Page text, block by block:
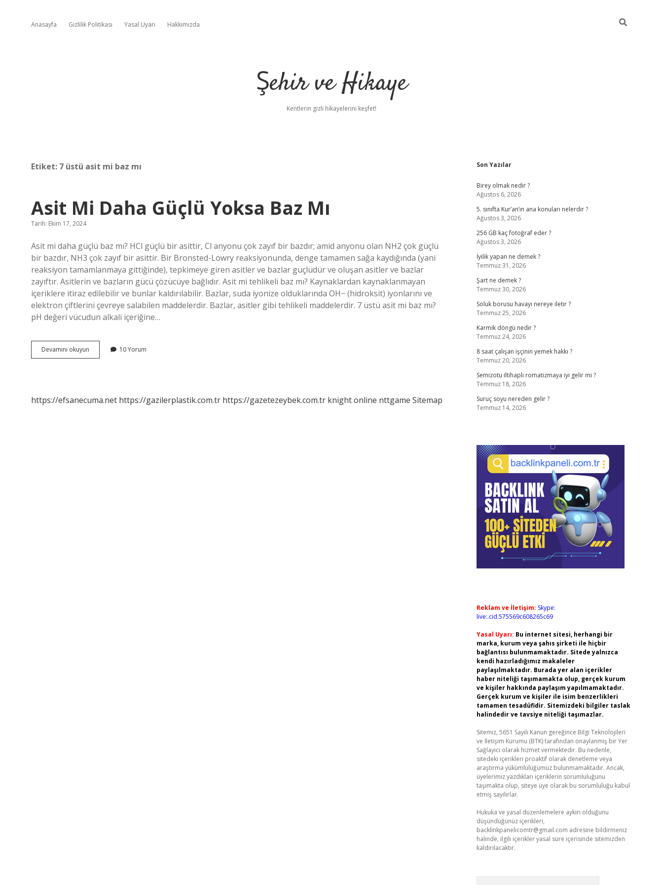
Anasayfa Gizlilik Politikası Yasal Uyarı Hakkımızda
Şehir ve Hikaye
Kentlerin gizli hikayelerini keşfet!
Etiket: 7 üstü asit mi baz mı
Asit Mi Daha Güçlü Yoksa Baz Mı
Tarih: Ekim 17, 2024
Asit mi daha güçlü baz mı? HCl güçlü bir asittir, Cl anyonu çok zayıf bir bazdır; amid anyonu olan NH2 çok güçlü
bir bazdır, NH3 çok zayıf bir asittir. Bir Bronsted-Lowry reaksiyonunda, denge tamamen sağa kaydığında (yani
reaksiyon tamamlanmaya gittiğinde), tepkimeye giren asitler ve bazlar güçlüdür ve oluşan asitler ve bazlar
zayıftır. Asitlerin ve bazların gücü çözücüye bağlıdır. Asit mi tehlikeli baz mı? Kaynaklardan kaynaklanmayan
içeriklere itiraz edilebilir ve bunlar kaldırılabilir. Bazlar, suda iyonize olduklarında OH− (hidroksit) iyonlarını ve
elektron çiftlerini çevreye salabilen maddelerdir. Bazlar, asitler gibi tehlikeli maddelerdir. 7 üstü asit mi baz mı?
pH değeri vücudun alkali içeriğine…
Devamını okuyun
Mi
Mı
10 Yorum
https://efsanecuma.net https://gazilerplastik.com.tr https://gazetezeybek.com.tr knight online nttgame Sitemap
Sidebar
Son Yazılar
Birey olmak nedir ?
Ağustos 6, 2026
5. sınıfta Kur’an’ın ana konuları nelerdir ?
Ağustos 3, 2026
256 GB kaç fotoğraf eder ?
Ağustos 3, 2026
İyilik yapan ne demek ?
Temmuz 31, 2026
Şart ne demek ?
Temmuz 30, 2026
Soluk borusu havayı nereye iletir ?
Temmuz 25, 2026
Karmik döngü nedir ?
Temmuz 24, 2026
8 saat çalışan işçinin yemek hakkı ?
Temmuz 20, 2026
Semizotu iltihaplı romatizmaya iyi gelir mi ?
Temmuz 18, 2026
Suruç soyu nereden gelir ?
Temmuz 14, 2026
Reklam ve İletişim: Skype:
live:.cid.575569c608265c69
Yasal Uyarı: Bu internet sitesi, herhangi bir
marka, kurum veya şahıs şirketi ile hiçbir
bağlantısı bulunmamaktadır. Sitede yalnızca
kendi hazırladığımız makaleler
paylaşılmaktadır. Burada yer alan içerikler
haber niteliği taşımamakta olup, gerçek kurum
ve kişiler hakkında paylaşım yapılmamaktadır.
Gerçek kurum ve kişiler ile isim benzerlikleri
tamamen tesadüfidir. Sitemizdeki bilgiler taslak
halindedir ve tavsiye niteliği taşımazlar.
Sitemiz, 5651 Sayılı Kanun gereğince Bilgi Teknolojileri
ve İletişim Kurumu (BTK) tarafından onaylanmış bir Yer
Sağlayıcı olarak hizmet vermektedir. Bu nedenle,
sitedeki içerikleri proaktif olarak denetleme veya
araştırma yükümlülüğümüz bulunmamaktadır. Ancak,
üyelerimiz yazdıkları içeriklerin sorumluluğunu
taşımakta olup, siteye üye olarak bu sorumluluğu kabul
etmiş sayılırlar.
Hukuka ve yasal düzenlemelere aykırı olduğunu
düşündüğünüz içerikleri,
backlinkpanelicomtr@gmail.com adresine bildirmeniz
halinde, ilgili içerikler yasal süre içerisinde sitemizden
kaldırılacaktır.